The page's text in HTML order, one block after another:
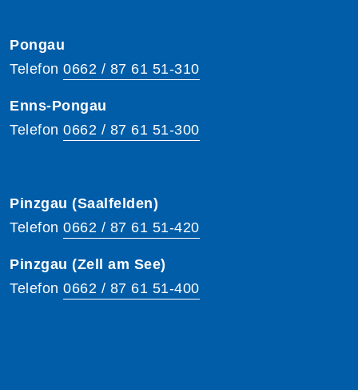
Pongau
Telefon 0662 / 87 61 51-310
Enns-Pongau
Telefon 0662 / 87 61 51-300
Pinzgau (Saalfelden)
Telefon 0662 / 87 61 51-420
Pinzgau (Zell am See)
Telefon 0662 / 87 61 51-400